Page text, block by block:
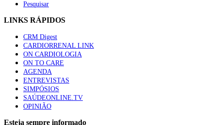
Pesquisar
LINKS RÁPIDOS
CRM Digest
CARDIORRENAL LINK
ON CARDIOLOGIA
ON TO CARE
AGENDA
ENTREVISTAS
SIMPÓSIOS
SAÚDEONLINE.TV
OPINIÃO
Esteja sempre informado